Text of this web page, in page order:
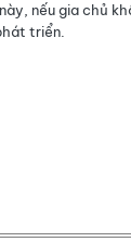
nếu gia chủ
triển.